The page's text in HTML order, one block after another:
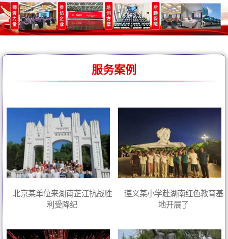
服务案例
北京某单位来湖南芷江抗战胜
利受降纪
遵义某小学赴湖南红色教育基
地开展了